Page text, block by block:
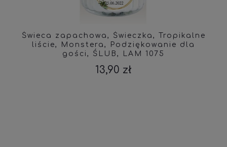
Świeca zapachowa, Świeczka, Tropikalne
liście, Monstera, Podziękowanie dla
gości, ŚLUB, LAM 1075
13,90 zł